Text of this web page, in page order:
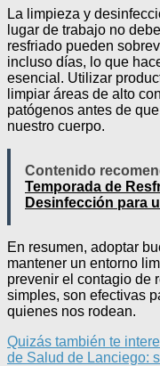
La limpieza y
lugar de trabajo no
resfriado pueden
incluso días, lo que
esencial. Utilizar
limpiar áreas de alto
patógenos antes de
nuestro cuerpo.
Contenido
Temporada de
Desinfección para
En resumen, adoptar
mantener un entorno
prevenir el contagio de
simples, son efectivas
quienes nos rodean.
Quizás también te
de Salud de Lanciego: